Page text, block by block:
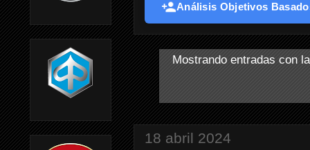
Análisis Objetivos
Mostrando entradas con
18 abril 2024